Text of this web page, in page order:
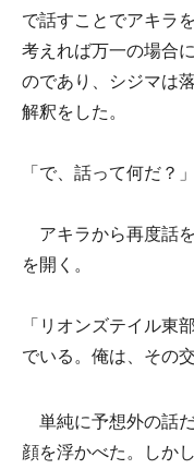
で話すことでアキラ
考えれば万一の場合
のであり、シジマは
解釈をした。
「で、話って何だ？」
アキラから再度話
を開く。
「リオンズテイル東
でいる。俺は、その
単純に予想外の話
顔を浮かべた。しか